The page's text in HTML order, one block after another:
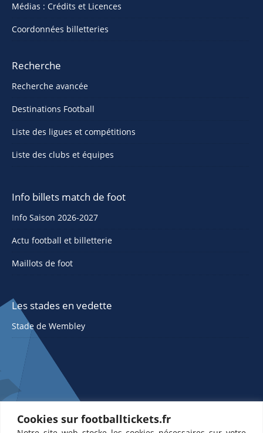
Cookies sur footballtickets.fr
Médias : Crédits et Licences
Coordonnées billetteries
Recherche
Recherche avancée
Destinations Football
Liste des ligues et compétitions
Liste des clubs et équipes
Info billets match de foot
Info Saison 2026-2027
Actu football et billetterie
Maillots de foot
Les stades en vedette
Stade de Wembley